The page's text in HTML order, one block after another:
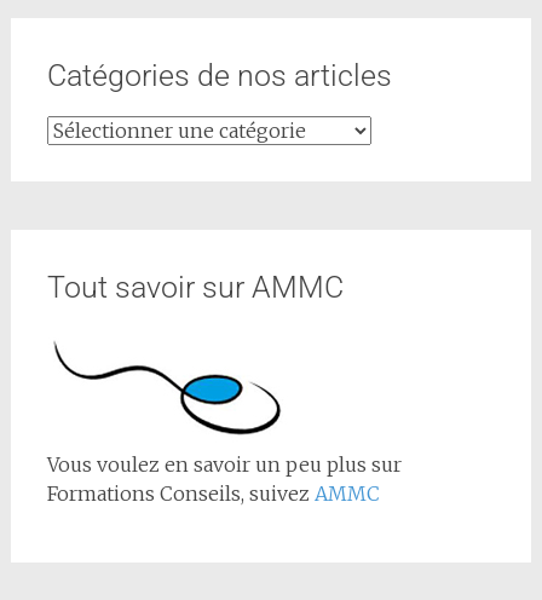
Catégories de nos articles
Tout savoir sur AMMC
Vous voulez en savoir un peu plus sur
Formations Conseils, suivez AMMC